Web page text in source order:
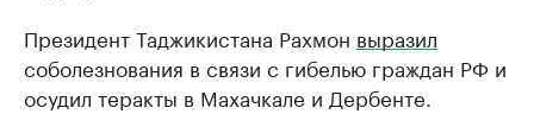
Президент Таджикистана Рахмон выразил
соболезнования в связи с гибелью граждан РФ и
осудил теракты в Махачкале и Дербенте.